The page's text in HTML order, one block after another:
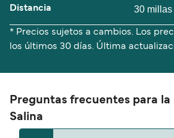
Distancia 30
* Precios sujetos a cambios. Los
los últimos 30 días. Última
Preguntas frecuentes para la
Salina